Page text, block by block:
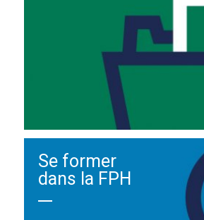
Se former
dans la FPH